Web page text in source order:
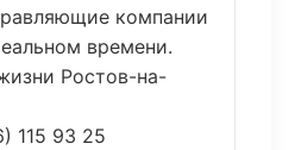
компании
времени.
Ростов-на-
115 93 25